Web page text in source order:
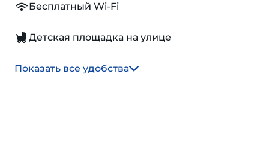
Бесплатный Wi-Fi
Детская площадка на улице
Показать все удобства